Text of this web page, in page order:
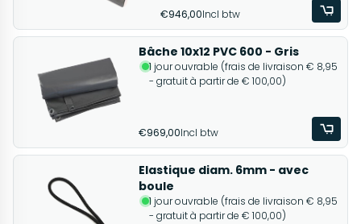
€946,00Incl btw
Bâche 10x12 PVC 600 - Gris
1 jour ouvrable (frais de livraison € 8,95
- gratuit à partir de € 100,00)
€969,00Incl btw
Elastique diam. 6mm - avec
boule
1 jour ouvrable (frais de livraison € 8,95
- gratuit à partir de € 100,00)